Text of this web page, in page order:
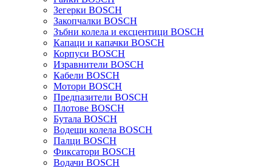
Зегерки BOSCH
Закопчалки BOSCH
Зъбни колела и ексцентици BOSCH
Капаци и капачки BOSCH
Корпуси BOSCH
Изравнители BOSCH
Кабели BOSCH
Мотори BOSCH
Предпазители BOSCH
Плотове BOSCH
Бутала BOSCH
Водещи колела BOSCH
Палци BOSCH
Фиксатори BOSCH
Водачи BOSCH